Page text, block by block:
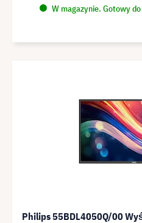
W magazynie. Gotowy
Philips 55BDL4050Q/00